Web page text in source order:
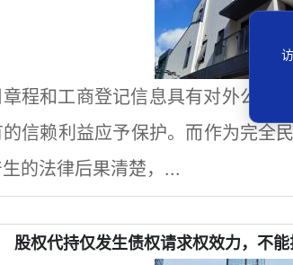
程和工商登记信息具有对外公示
信赖利益应予保护。而作为完全
的法律后果清楚，...
股权代持仅发生债权请求权效力，不